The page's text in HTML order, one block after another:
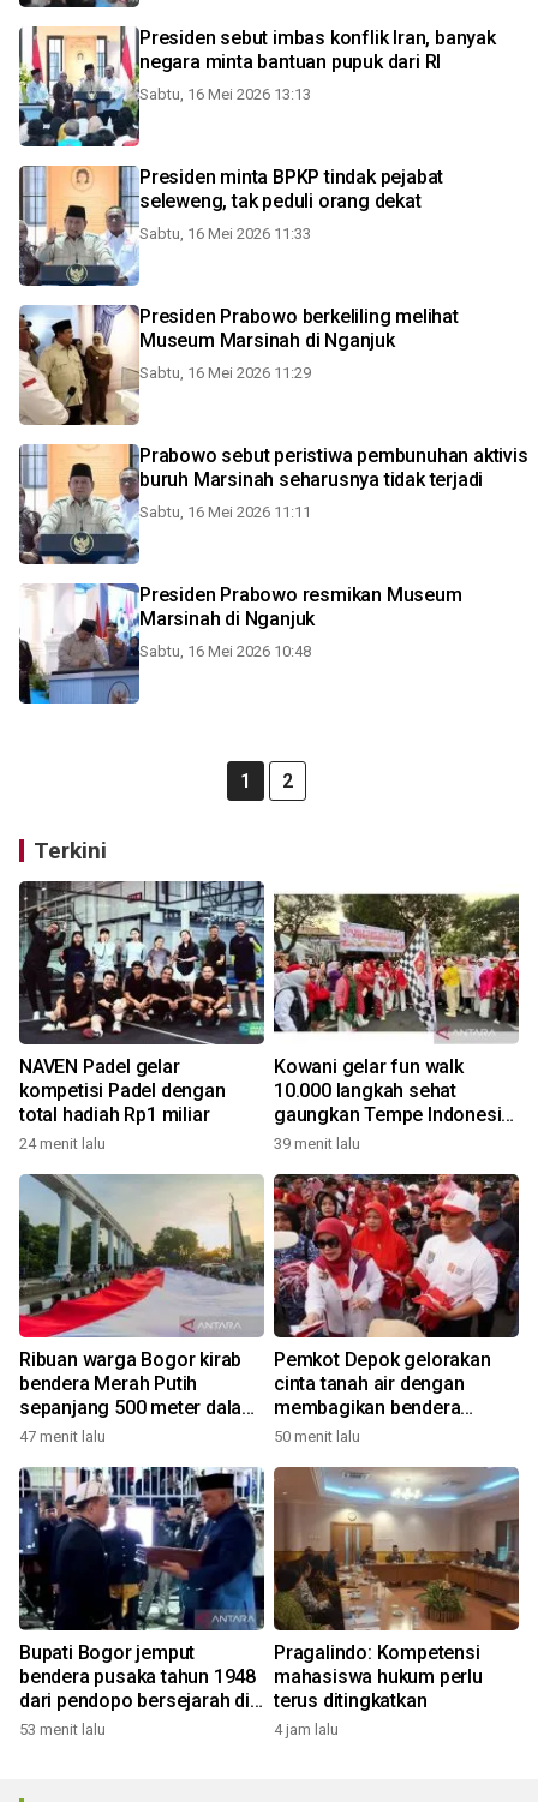
Presiden sebut imbas konflik Iran, banyak
negara minta bantuan pupuk dari RI
Sabtu, 16 Mei 2026 13:13
Presiden minta BPKP tindak pejabat
seleweng, tak peduli orang dekat
Sabtu, 16 Mei 2026 11:33
Presiden Prabowo berkeliling melihat
Museum Marsinah di Nganjuk
Sabtu, 16 Mei 2026 11:29
Prabowo sebut peristiwa pembunuhan aktivis
buruh Marsinah seharusnya tidak terjadi
Sabtu, 16 Mei 2026 11:11
Presiden Prabowo resmikan Museum
Marsinah di Nganjuk
Sabtu, 16 Mei 2026 10:48
1 2
Terkini
NAVEN Padel gelar
kompetisi Padel dengan
total hadiah Rp1 miliar
24 menit lalu
Kowani gelar fun walk
10.000 langkah sehat
gaungkan Tempe Indonesia
Goes to UNESCO
39 menit lalu
Ribuan warga Bogor kirab
bendera Merah Putih
sepanjang 500 meter dalam
rangkaian FMP ke-11
47 menit lalu
Pemkot Depok gelorakan
cinta tanah air dengan
membagikan bendera
merah putih
50 menit lalu
Bupati Bogor jemput
bendera pusaka tahun 1948
dari pendopo bersejarah di
Desa Malasari
53 menit lalu
Pragalindo: Kompetensi
mahasiswa hukum perlu
terus ditingkatkan
4 jam lalu